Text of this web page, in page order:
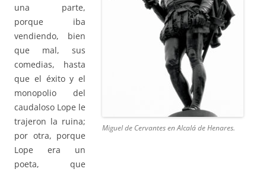
Miguel de Cervantes en Alcalá de Henares.
una parte,
porque iba
vendiendo, bien
que mal, sus
comedias, hasta
que el éxito y el
monopolio del
caudaloso Lope le
trajeron la ruina;
por otra, porque
Lope era un
poeta, que